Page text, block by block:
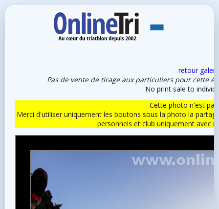
retour
Pas de vente de tirage aux particuliers pour cette
No print sale to
Cette photo n'est
Merci d'utiliser uniquement les boutons sous la photo la
personnels et club uniquement avec